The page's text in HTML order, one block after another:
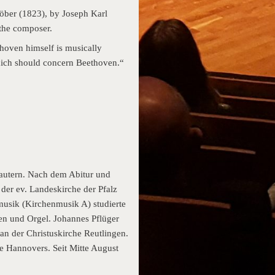
(1823), by Joseph Karl
composer.
himself is musically
should concern Beethoven.“
Nach dem Abitur und
ev. Landeskirche der Pfalz
(Kirchenmusik A) studierte
und Orgel. Johannes Pflüger
der Christuskirche Reutlingen.
Hannovers. Seit Mitte August